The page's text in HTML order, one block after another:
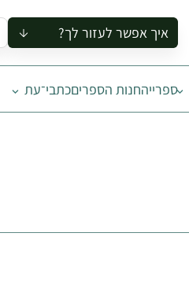
איך אפשר לעזור לך?
להזמין סיור לקבוצה
להירשם לסיור
להירשם לקורס
ספרייהחנות הספריםכתבי־עת